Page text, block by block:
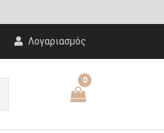
Λογαριασμός
0